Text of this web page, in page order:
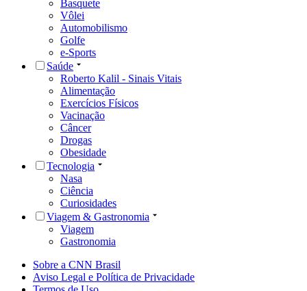
Basquete
Vôlei
Automobilismo
Golfe
e-Sports
Saúde
Roberto Kalil - Sinais Vitais
Alimentação
Exercícios Físicos
Vacinação
Câncer
Drogas
Obesidade
Tecnologia
Nasa
Ciência
Curiosidades
Viagem & Gastronomia
Viagem
Gastronomia
Sobre a CNN Brasil
Aviso Legal e Política de Privacidade